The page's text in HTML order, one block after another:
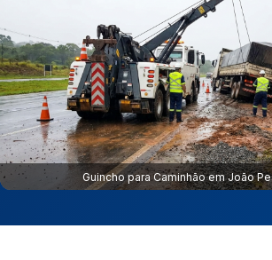
Guincho para Caminhão em João